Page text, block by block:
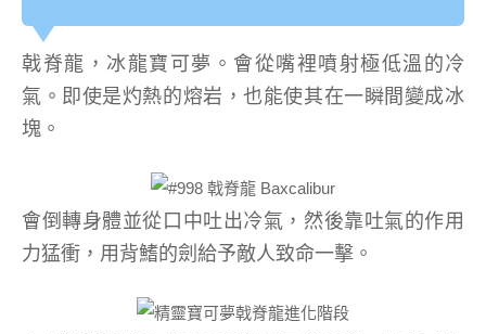
戟脊龍，冰龍寶可夢。會從嘴裡噴射極低溫的冷
氣。即使是灼熱的熔岩，也能使其在一瞬間變成冰
塊。
會倒轉身體並從口中吐出冷氣，然後靠吐氣的作用
力猛衝，用背鰭的劍給予敵人致命一擊。